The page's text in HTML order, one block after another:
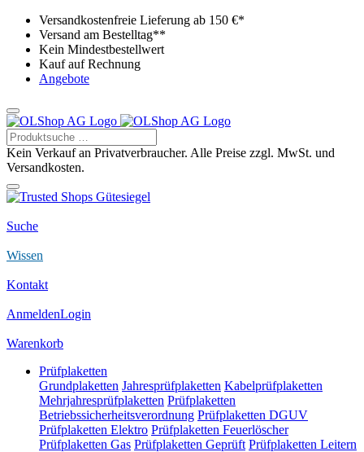
Versandkostenfreie Lieferung ab 150 €*
Versand am Bestelltag**
Kein Mindestbestellwert
Kauf auf Rechnung
Angebote
Kein Verkauf an Privatverbraucher. Alle Preise zzgl. MwSt. und
Versandkosten.
Suche
Wissen
Kontakt
AnmeldenLogin
Warenkorb
Prüfplaketten
Grundplaketten Jahresprüfplaketten Kabelprüfplaketten
Mehrjahresprüfplaketten Prüfplaketten
Betriebssicherheitsverordnung Prüfplaketten DGUV
Prüfplaketten Elektro Prüfplaketten Feuerlöscher
Prüfplaketten Gas Prüfplaketten Geprüft Prüfplaketten Leitern